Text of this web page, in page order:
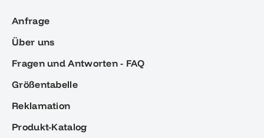
Anfrage
Über uns
Fragen und Antworten - FAQ
Größentabelle
Reklamation
Produkt-Katalog